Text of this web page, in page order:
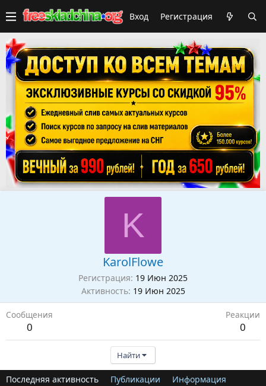
Вход Регистрация
K
KarolFlowe
Регистрация 19 Июн 2025
Активность 19 Июн 2025
Сообщения
0
Реакции
0
Найти
Последняя активность Публикации Информация